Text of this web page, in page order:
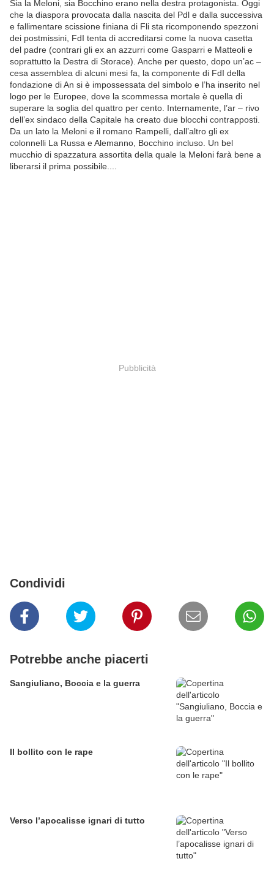
Sia la Meloni, sia Bocchino erano nella destra protagonista. Oggi
che la diaspora provocata dalla nascita del Pdl e dalla successiva
e fallimentare scissione finiana di Fli sta ricomponendo spezzoni
dei postmissini, FdI tenta di accreditarsi come la nuova casetta
del padre (contrari gli ex an azzurri come Gasparri e Matteoli e
soprattutto la Destra di Storace). Anche per questo, dopo un’ac –
cesa assemblea di alcuni mesi fa, la componente di FdI della
fondazione di An si è impossessata del simbolo e l’ha inserito nel
logo per le Europee, dove la scommessa mortale è quella di
superare la soglia del quattro per cento. Internamente, l’ar – rivo
dell’ex sindaco della Capitale ha creato due blocchi contrapposti.
Da un lato la Meloni e il romano Rampelli, dall’altro gli ex
colonnelli La Russa e Alemanno, Bocchino incluso. Un bel
mucchio di spazzatura assortita della quale la Meloni farà bene a
liberarsi il prima possibile....
Pubblicità
Condividi
Potrebbe anche piacerti
Sangiuliano, Boccia e la guerra
Il bollito con le rape
Verso l’apocalisse ignari di tutto